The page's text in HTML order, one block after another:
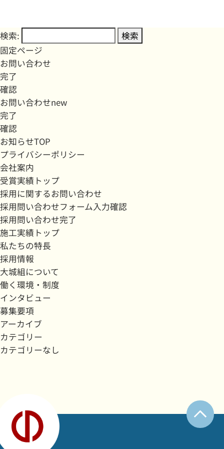
検索:
固定ページ
お問い合わせ
完了
確認
お問い合わせnew
完了
確認
お知らせTOP
プライバシーポリシー
会社案内
受賞実績トップ
採用に関するお問い合わせ
採用問い合わせフォーム入力確認
採用問い合わせ完了
施工実績トップ
私たちの特長
採用情報
大城組について
働く環境・制度
インタビュー
募集要項
アーカイブ
カテゴリー
カテゴリーなし